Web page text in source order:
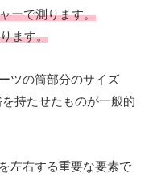
ーで測ります。
ます。
ツの筒部分のサイズ
持たせたものが一般的
左右する重要な要素で